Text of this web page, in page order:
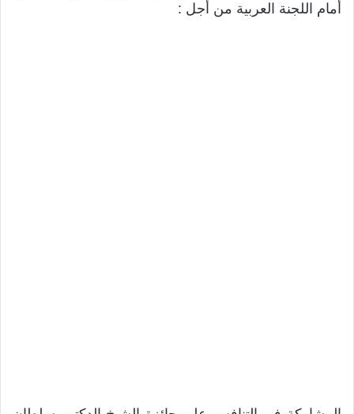
أمام اللجنة العربية من أجل :